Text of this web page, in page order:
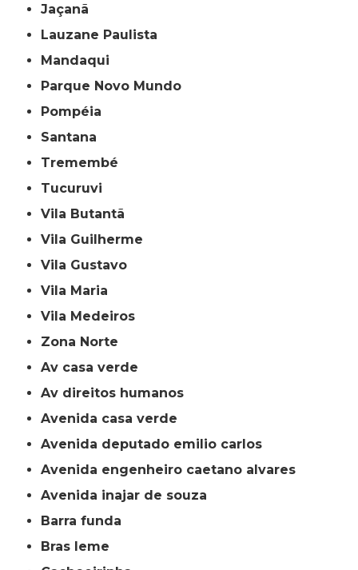
Jaçanã
Lauzane Paulista
Mandaqui
Parque Novo Mundo
Pompéia
Santana
Tremembé
Tucuruvi
Vila Butantã
Vila Guilherme
Vila Gustavo
Vila Maria
Vila Medeiros
Zona Norte
av casa verde
av direitos humanos
avenida casa verde
avenida deputado emilio carlos
avenida engenheiro caetano alvares
avenida inajar de souza
barra funda
bras leme